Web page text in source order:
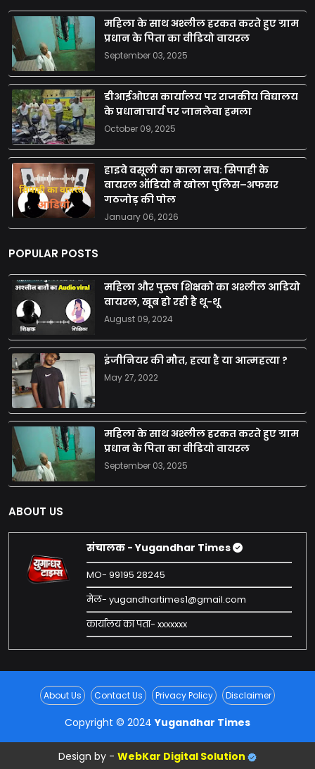
महिला के साथ अश्लील हरकत करते हुए ग्राम
प्रधान के पिता का वीडियो वायरल
September 03, 2025
डीआईओएस कार्यालय पर राजकीय विद्यालय
के प्रधानाचार्य पर जानलेवा हमला
October 09, 2025
हाइवे वसूली का काला सच: सिपाही के
वायरल ऑडियो ने खोला पुलिस–अफसर
गठजोड़ की पोल
January 06, 2026
POPULAR POSTS
महिला और पुरुष शिक्षको का अश्लील आडियो
वायरल, खूब हो रही है थू-थू
August 09, 2024
इंजीनियर की मौत, हत्या है या आत्महत्या ?
May 27, 2022
महिला के साथ अश्लील हरकत करते हुए ग्राम
प्रधान के पिता का वीडियो वायरल
September 03, 2025
ABOUT US
संचालक - Yugandhar Times
MO- 99195 28245
मेल- yugandhartimes1@gmail.com
कार्यालय का पता- xxxxxxx
About Us Contact Us Privacy Policy Disclaimer
Copyright © 2024Yugandhar Times
Design by - WebKar Digital Solution